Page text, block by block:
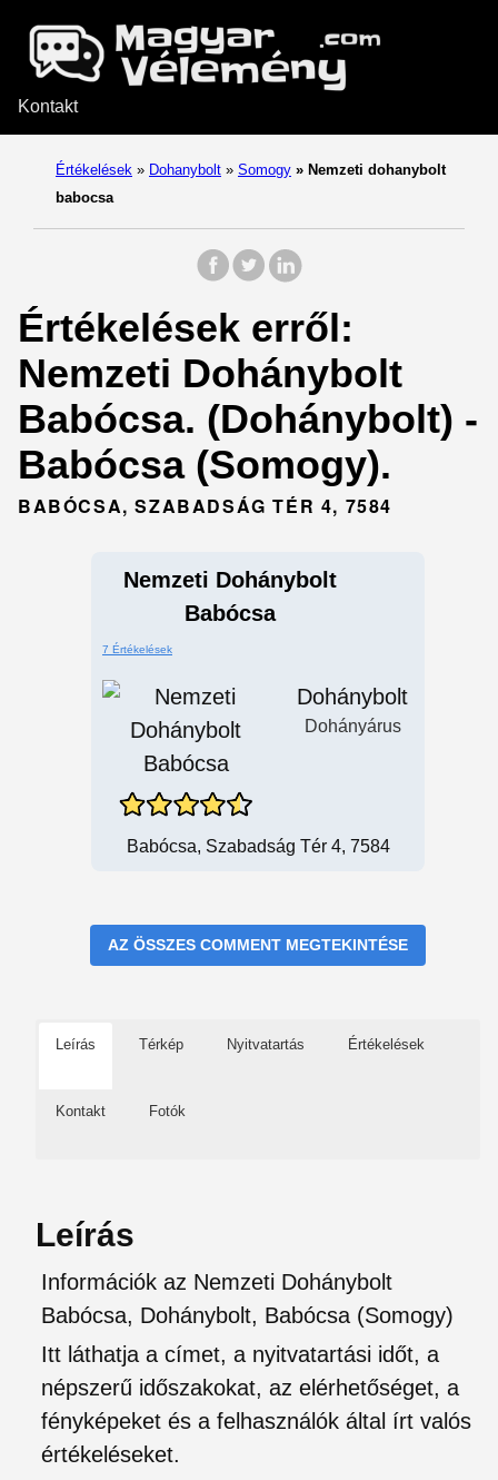
Kontakt
Értékelések » Dohanybolt » Somogy » Nemzeti dohanybolt
babocsa
Értékelések erről:
Nemzeti Dohánybolt
Babócsa. (Dohánybolt) -
Babócsa (Somogy).
BABÓCSA, SZABADSÁG TÉR 4, 7584
Nemzeti Dohánybolt
Babócsa
7 Értékelések
Dohánybolt
Dohányárus
Babócsa, Szabadság Tér 4, 7584
AZ ÖSSZES COMMENT MEGTEKINTÉSE
Leírás Térkép Nyitvatartás Értékelések
Kontakt Fotók
Leírás
Információk az Nemzeti Dohánybolt
Babócsa, Dohánybolt, Babócsa (Somogy)
Itt láthatja a címet, a nyitvatartási időt, a
népszerű időszakokat, az elérhetőséget, a
fényképeket és a felhasználók által írt valós
értékeléseket.